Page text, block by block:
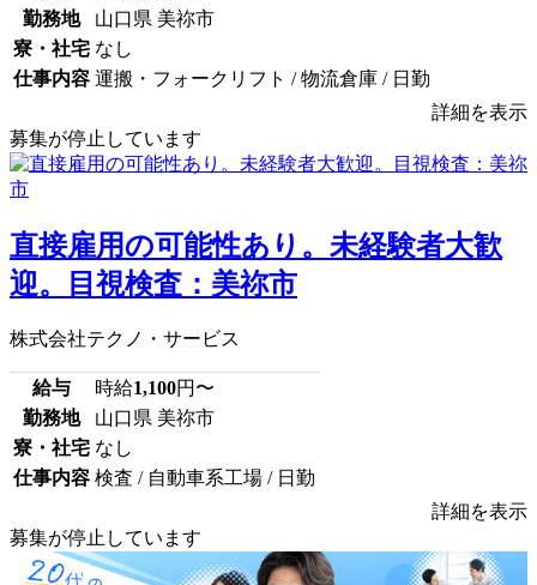
勤務地
山口県 美祢市
寮・社宅 なし
仕事内容 運搬・フォークリフト / 物流倉庫 / 日勤
詳細を表示
募集が停止しています
直接雇用の可能性あり。未経験者大歓
迎。目視検査：美祢市
株式会社テクノ・サービス
給与 時給1,100円〜
勤務地
山口県 美祢市
寮・社宅 なし
仕事内容 検査 / 自動車系工場 / 日勤
詳細を表示
募集が停止しています